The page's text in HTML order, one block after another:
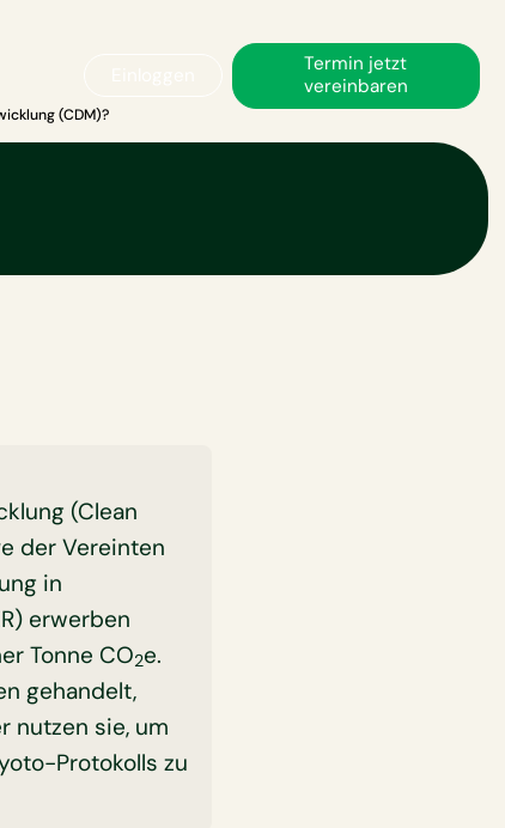
Termin jetzt
vereinbaren
(CDM)?
(Clean
der Vereinten
in
erwerben
Tonne CO2e.
gehandelt,
nutzen sie, um
Protokolls zu